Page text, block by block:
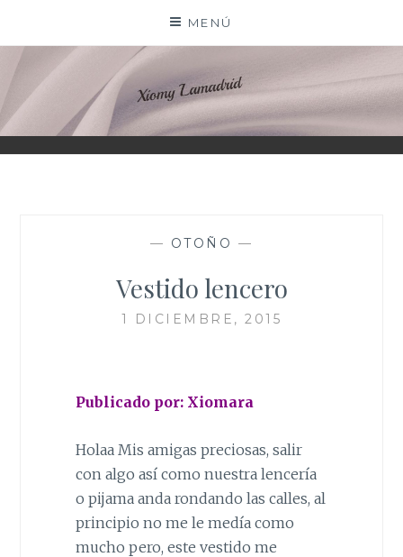
contenido
MENÚ
XIOMY LAMADRID
— OTOÑO —
Vestido lencero
1 DICIEMBRE, 2015
Publicado por: Xiomara
Holaa Mis amigas preciosas, salir
con algo así como nuestra lencería
o pijama anda rondando las calles, al
principio no me le medía como
mucho pero, este vestido me